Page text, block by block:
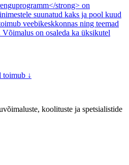
strong> on
suunatud kaks ja pool kuud
veebikeskkonnas ning teemad
on osaleda ka üksikutel
toimub ↓
koolituste ja spetsialistide